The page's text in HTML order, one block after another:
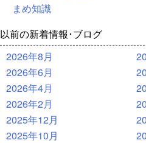
まめ知識
以前の新着情報･ブログ
2026年8月
2026年6月
2026年4月
2026年2月
2025年12月
2025年10月